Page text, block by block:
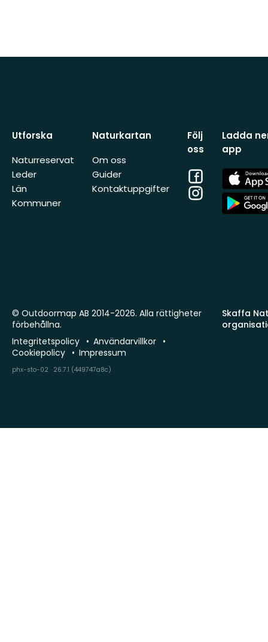
Utforska
Naturreservat
Leder
Län
Kommuner
Naturkartan
Om oss
Guider
Kontaktuppgifter
Följ
oss
Facebook
Instagram
Ladda
app
App
Store
App
Store
Skaffa
© Outdoormap AB 2014-2026. Alla rättigheter
förbehållna.
Integritetspolicy
Användarvillkor
Cookiepolicy
Impressum
phx-sto-02 · 26.7.1 (449747a8c)